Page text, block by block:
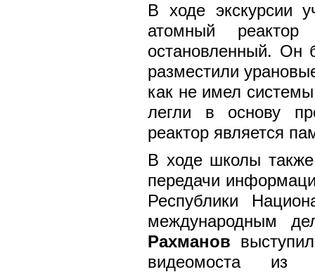
В ходе экскурсии
атомный
остановленный. Он
разместили
как не имел
легли в основу
реактор является
В ходе школы также
передачи
Республики
международным
Рахманов
видеомоста из